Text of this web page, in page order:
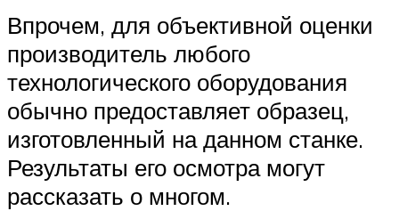
Впрочем, для объективной оценки
производитель любого
технологического оборудования
обычно предоставляет образец,
изготовленный на данном станке.
Результаты его осмотра могут
рассказать о многом.